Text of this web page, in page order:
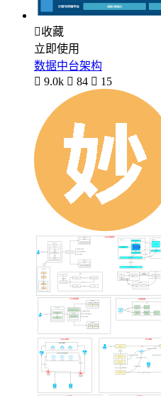
收藏
立即使用
数据中台架构
 9.0k  84  15